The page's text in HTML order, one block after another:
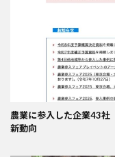
農業に参入した企業43社
新動向